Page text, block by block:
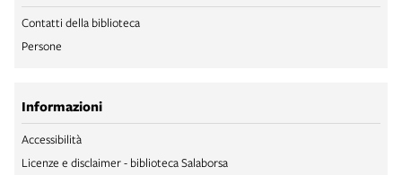
Contatti della biblioteca
Persone
Informazioni
Accessibilità
Licenze e disclaimer - biblioteca Salaborsa